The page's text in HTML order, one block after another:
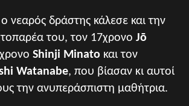
νεαρός δράστης κάλεσε και την
του, τον 17χρονο Jō
Shinji Minato και τον
Watanabe, που βίασαν κι αυτοί
την ανυπεράσπιστη μαθήτρια.